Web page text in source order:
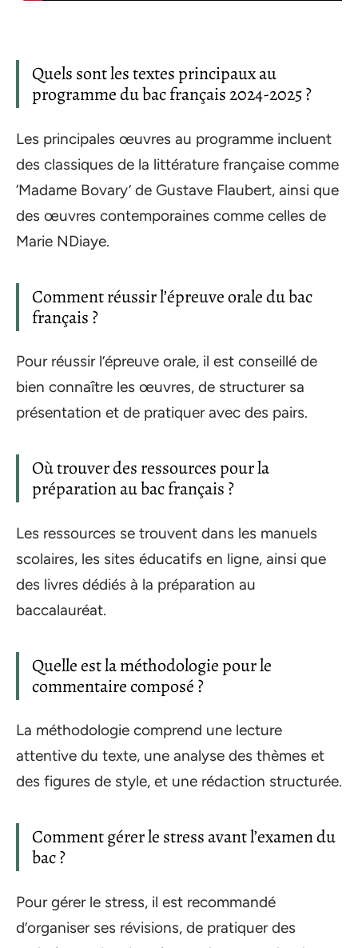
Quels sont les textes principaux au
programme du bac français 2024-2025 ?
Les principales œuvres au programme incluent
des classiques de la littérature française comme
‘Madame Bovary’ de Gustave Flaubert, ainsi que
des œuvres contemporaines comme celles de
Marie NDiaye.
Comment réussir l’épreuve orale du bac
français ?
Pour réussir l’épreuve orale, il est conseillé de
bien connaître les œuvres, de structurer sa
présentation et de pratiquer avec des pairs.
Où trouver des ressources pour la
préparation au bac français ?
Les ressources se trouvent dans les manuels
scolaires, les sites éducatifs en ligne, ainsi que
des livres dédiés à la préparation au
baccalauréat.
Quelle est la méthodologie pour le
commentaire composé ?
La méthodologie comprend une lecture
attentive du texte, une analyse des thèmes et
des figures de style, et une rédaction structurée.
Comment gérer le stress avant l’examen du
bac ?
Pour gérer le stress, il est recommandé
d’organiser ses révisions, de pratiquer des